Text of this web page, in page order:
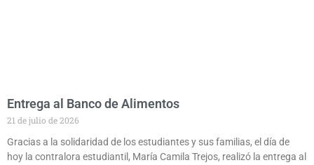
Entrega al Banco de Alimentos
21 de julio de 2026
Gracias a la solidaridad de los estudiantes y sus familias, el día de
hoy la contralora estudiantil, María Camila Trejos, realizó la entrega al